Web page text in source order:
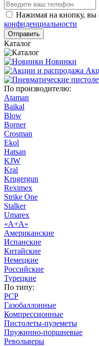
Нажимая на кнопку, вы
конфиденциальности
Отправить
Каталог
Новинки
По производителю:
Ataman
Baikal
Blow
Borner
Crosman
Ekol
Hatsan
KJW
Kral
Krugergun
Reximex
Strike One
Stalker
Umarex
«А+А»
Американские
Испанские
Китайские
Немецкие
Российские
Турецкие
По типу:
PCP
Газобаллонные
Компрессионные
Пистолеты-пулеметы
Пружинно-поршневые
Револьверы